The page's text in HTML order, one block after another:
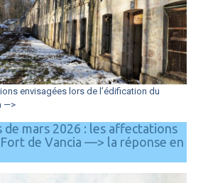
envisagées lors de l’édification du
—>
de mars 2026 : les affectations
de Vancia —> la réponse en